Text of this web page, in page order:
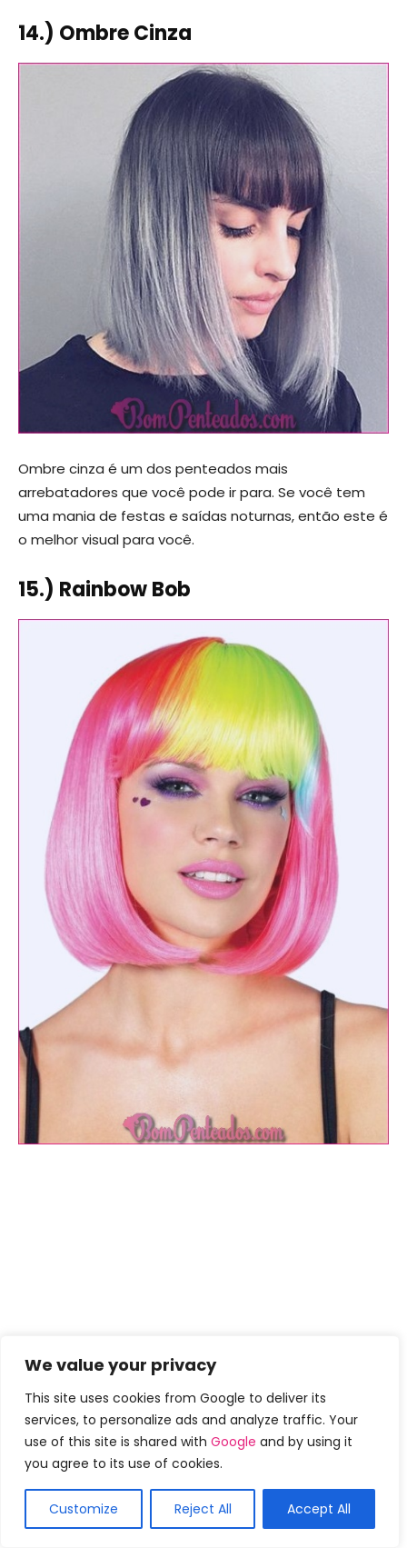
We value your privacy
This site uses cookies from Google to deliver its
services, to personalize ads and analyze traffic. Your
use of this site is shared with Google and by using it
you agree to its use of cookies.
Customize Reject All Accept All
14.) Ombre Cinza
Ombre cinza é um dos penteados mais
arrebatadores que você pode ir para. Se você tem
uma mania de festas e saídas noturnas, então este é
o melhor visual para você.
15.) Rainbow Bob